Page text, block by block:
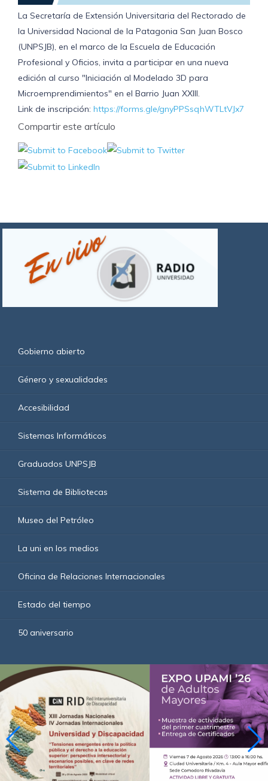
La Secretaría de Extensión Universitaria del Rectorado de
la Universidad Nacional de la Patagonia San Juan Bosco
(UNPSJB), en el marco de la Escuela de Educación
Profesional y Oficios, invita a participar en una nueva
edición al curso "Iniciación al Modelado 3D para
Microemprendimientos" en el Barrio Juan XXIII.
Link de inscripción: https://forms.gle/gnyPPSsqhWTLtVJx7
Compartir este artículo
Gobierno abierto
Género y sexualidades
Accesibilidad
Sistemas Informáticos
Graduados UNPSJB
Sistema de Bibliotecas
Museo del Petróleo
La uni en los medios
Oficina de Relaciones Internacionales
Estado del tiempo
50 aniversario